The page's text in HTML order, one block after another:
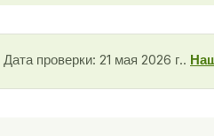
Дата проверки: 21 мая 2026 г..